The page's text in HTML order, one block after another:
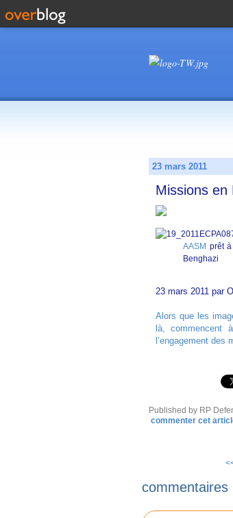
23 mars 2011
Missions en
AASM prêt
Benghazi
23 mars 2011 par
Alors que les
là, commencent
l’engagement des
Published by RP
commenter cet
commentaires